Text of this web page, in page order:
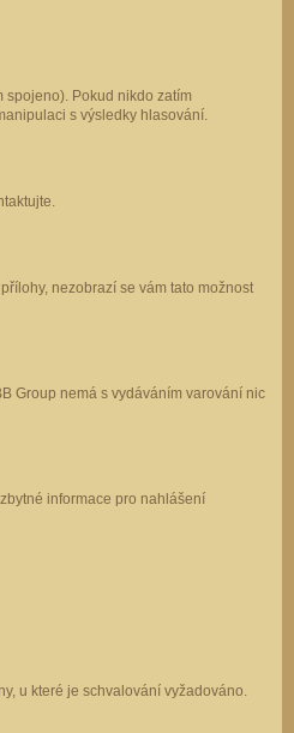
spojeno). Pokud nikdo zatím
s výsledky hlasování.
nezobrazí se vám tato možnost
Group nemá s vydáváním varování nic
informace pro nahlášení
u které je schvalování vyžadováno.